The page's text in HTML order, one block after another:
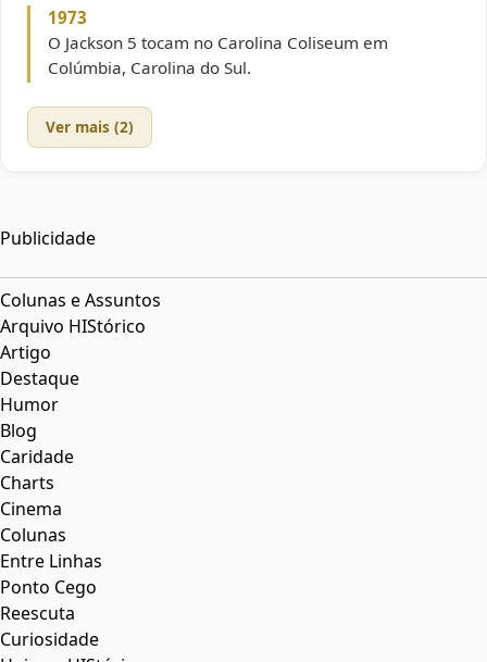
1973
O Jackson 5 tocam no Carolina Coliseum em
Colúmbia, Carolina do Sul.
Ver mais (2)
Publicidade
Colunas e Assuntos
Arquivo HIStórico
Artigo
Destaque
Humor
Blog
Caridade
Charts
Cinema
Colunas
Entre Linhas
Ponto Cego
Reescuta
Curiosidade